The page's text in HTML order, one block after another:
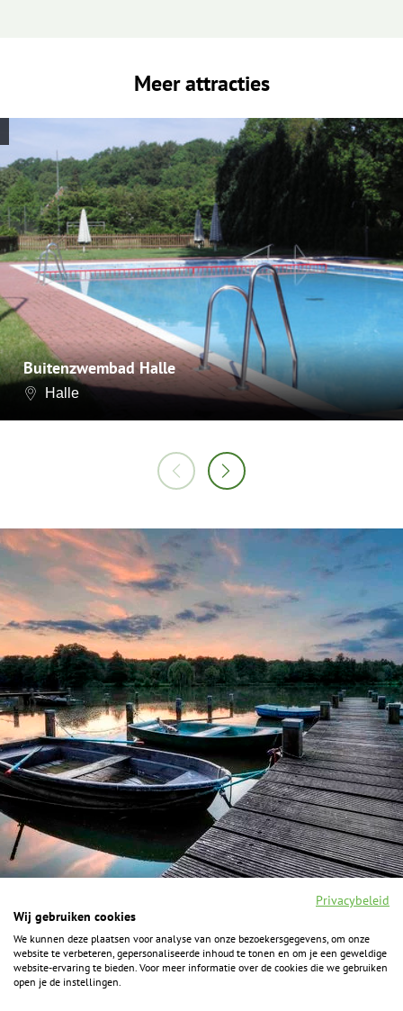
Meer attracties
Buitenzwembad Halle
Halle
F
a
c
I
n
s
Y
o
u
P
i
n
Privacybeleid
Wij gebruiken cookies
We kunnen deze plaatsen voor analyse van onze bezoekersgegevens, om onze
website te verbeteren, gepersonaliseerde inhoud te tonen en om je een geweldige
website-ervaring te bieden. Voor meer informatie over de cookies die we gebruiken
open je de instellingen.